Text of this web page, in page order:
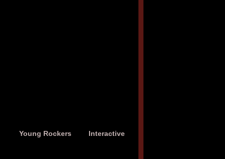
Young Rockers Interactive